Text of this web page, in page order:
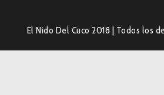
El Nido Del Cuco 2018 | Todos los